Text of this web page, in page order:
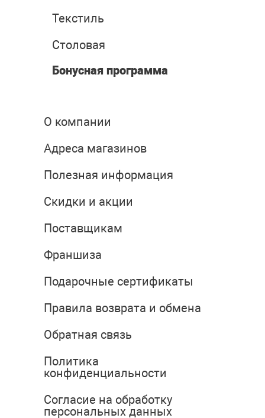
Текстиль
Столовая
Бонусная программа
О компании
Адреса магазинов
Полезная информация
Скидки и акции
Поставщикам
Франшиза
Подарочные сертификаты
Правила возврата и обмена
Обратная связь
Политика
конфиденциальности
Согласие на обработку
персональных данных